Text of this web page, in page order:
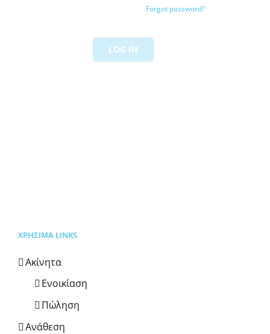
Forgot password?
LOG IN
ΧΡΗΣΙΜΑ LINKS
Ακίνητα
Ενοικίαση
Πώληση
Ανάθεση